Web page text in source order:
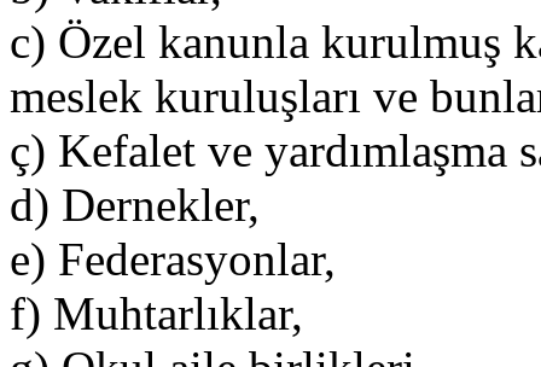
c) Özel kanunla kurulmuş
meslek kuruluşları ve
ç) Kefalet ve yardımlaşma
d) Dernekler,
e) Federasyonlar,
f) Muhtarlıklar,